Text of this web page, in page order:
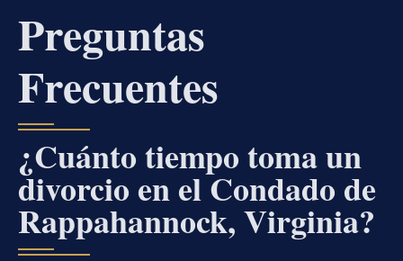
Preguntas
Frecuentes
¿Cuánto tiempo toma un
divorcio en el Condado de
Rappahannock, Virginia?